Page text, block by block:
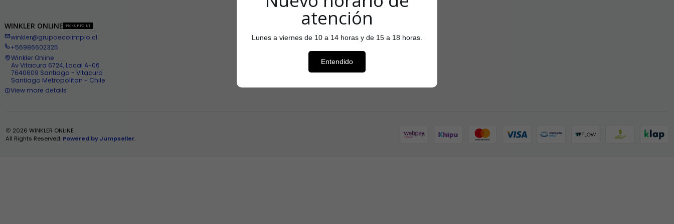
WINKLER ONLINE PICKUP POINT
winkler@grupoecolimpio.cl
+56986602325
Winkler Online
Av Vitacura 6724, Local A-06
7640609 Santiago - Vitacura
Santiago Metropolitan - Chile
View more details
2026 WINKLER ONLINE .
All Rights Reserved. Powered by Jumpseller.
atención
Lunes a viernes de 10 a 14 horas y de 15 a 18 horas.
Entendido